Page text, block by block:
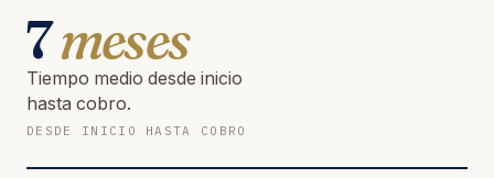
7meses
Tiempo medio desde inicio
hasta cobro.
DESDE INICIO HASTA COBRO